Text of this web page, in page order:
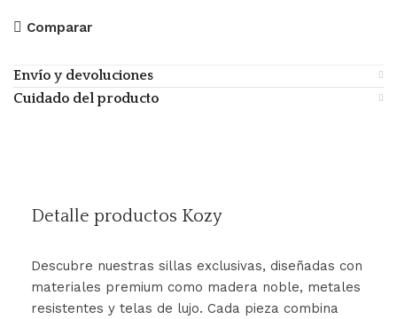
Comparar
Envío y devoluciones
Cuidado del producto
Detalle productos Kozy
Descubre nuestras sillas exclusivas, diseñadas con
materiales premium como madera noble, metales
resistentes y telas de lujo. Cada pieza combina